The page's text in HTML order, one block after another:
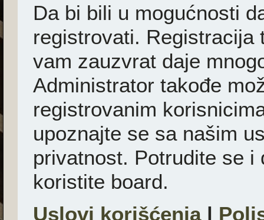
Da bi bili u mogućnosti
registrovati. Registracija
vam zauzvrat daje
Administrator takođe
registrovanim
upoznajte se sa našim
privatnost. Potrudite se
koristite board.
Uslovi korišćenja|